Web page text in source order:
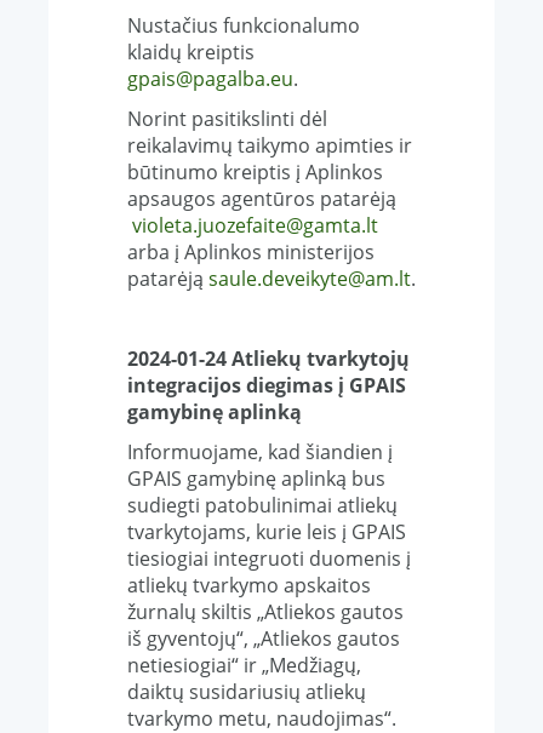
Nustačius funkcionalumo
klaidų kreiptis
gpais@pagalba.eu.
Norint pasitikslinti dėl
reikalavimų taikymo apimties ir
būtinumo kreiptis į Aplinkos
apsaugos agentūros patarėją
violeta.juozefaite@gamta.lt
arba į Aplinkos ministerijos
patarėją saule.deveikyte@am.lt.
2024-01-24Atliekų tvarkytojų
integracijos diegimas į GPAIS
gamybinę aplinką
Informuojame, kad šiandien į
GPAIS gamybinę aplinką bus
sudiegti patobulinimai atliekų
tvarkytojams, kurie leis į GPAIS
tiesiogiai integruoti duomenis į
atliekų tvarkymo apskaitos
žurnalų skiltis „Atliekos gautos
iš gyventojų“, „Atliekos gautos
netiesiogiai“ ir „Medžiagų,
daiktų susidariusių atliekų
tvarkymo metu, naudojimas“.